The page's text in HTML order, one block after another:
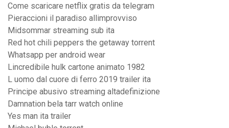
Come scaricare netflix gratis da telegram
Pieraccioni il paradiso allimprovviso
Midsommar streaming sub ita
Red hot chili peppers the getaway torrent
Whatsapp per android wear
Lincredibile hulk cartone animato 1982
L uomo dal cuore di ferro 2019 trailer ita
Principe abusivo streaming altadefinizione
Damnation bela tarr watch online
Yes man ita trailer